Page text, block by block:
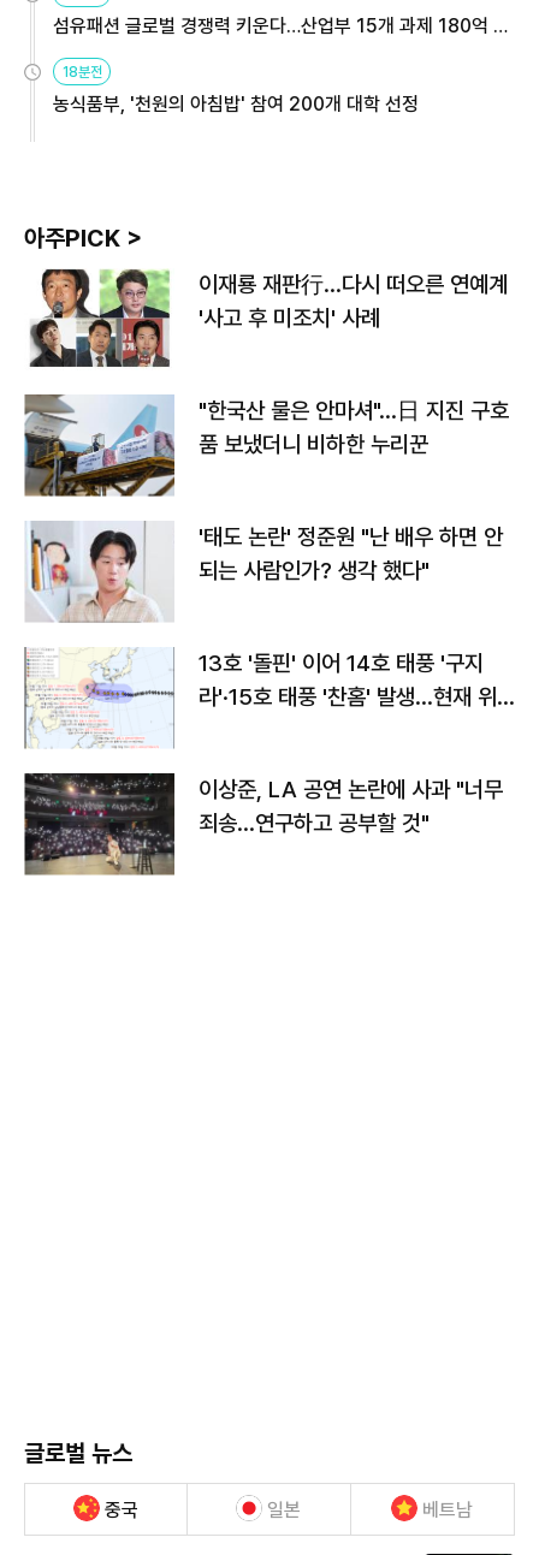
섬유패션 글로벌 경쟁력 키운다…산업부 15개 과제 180억 지
18분전
농식품부, '천원의 아침밥' 참여 200개 대학 선정
아주PICK >
이재룡 재판行…다시 떠오른 연예계
'사고 후 미조치' 사례
"한국산 물은 안마셔"…日 지진 구호
품 보냈더니 비하한 누리꾼
'태도 논란' 정준원 "난 배우 하면 안
되는 사람인가? 생각 했다"
13호 '돌핀' 이어 14호 태풍 '구지
라'·15호 태풍 '찬홈' 발생…현재 위
이상준, LA 공연 논란에 사과 "너무
죄송…연구하고 공부할 것"
글로벌 뉴스
중국 일본 베트남